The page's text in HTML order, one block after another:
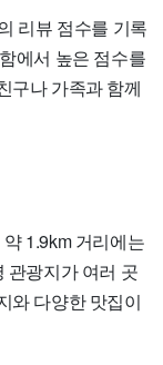
리뷰 점수를 기록
에서 높은 점수를
구나 가족과 함께
1.9km 거리에는
관광지가 여러 곳
와 다양한 맛집이